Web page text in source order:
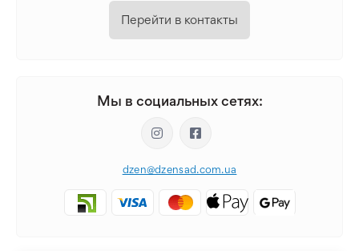
Перейти в контакты
Мы в социальных сетях:
dzen@dzensad.com.ua